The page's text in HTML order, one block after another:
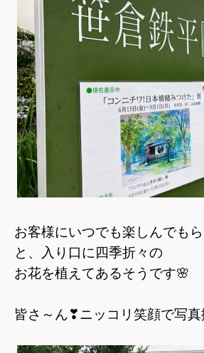
お客様にいつでも楽しんでも
と、入り口に四季折々の
お花を植えてあるそうです🌸
皆さ～ん❣ニッコリ笑顔で写真